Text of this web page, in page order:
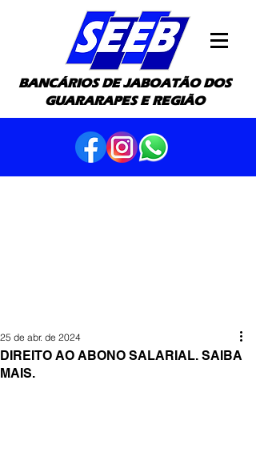
BANCÁRIOS DE JABOATÃO DOS
GUARARAPES E REGIÃO
DIREITO AO ABONO SALARIAL. SAIBA
MAIS.
25 de abr. de 2024